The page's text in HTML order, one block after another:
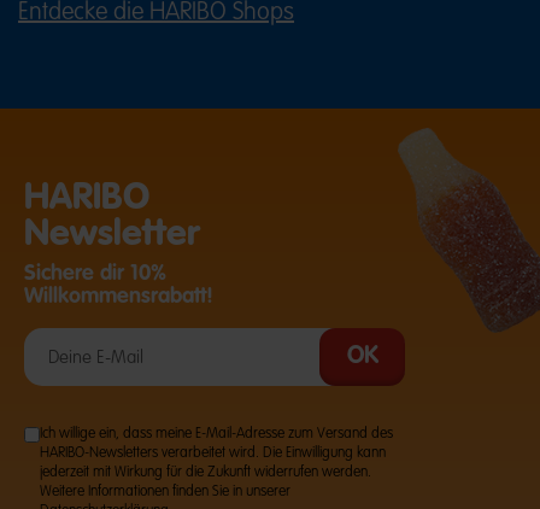
Entdecke die HARIBO Shops
HARIBO
Newsletter
Sichere dir 10%
Willkommensrabatt!
Ich willige ein, dass meine E-Mail-Adresse zum Versand des
HARIBO-Newsletters verarbeitet wird. Die Einwilligung kann
jederzeit mit Wirkung für die Zukunft widerrufen werden.
Weitere Informationen finden Sie in unserer